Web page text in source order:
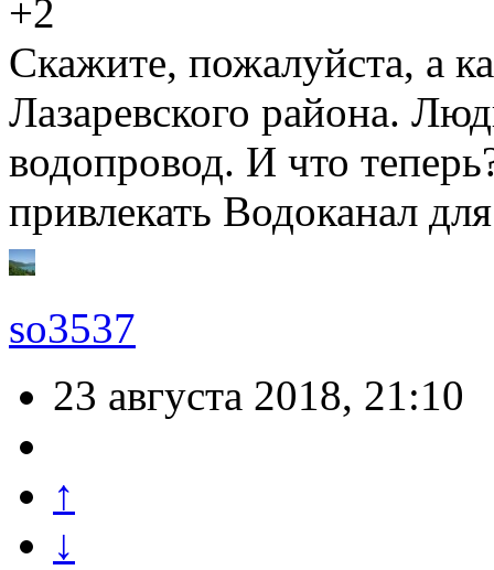
+2
Скажите, пожалуйста, а
Лазаревского района.
водопровод. И что
привлекать Водоканал
so3537
23 августа 2018, 21:10
↑
↓